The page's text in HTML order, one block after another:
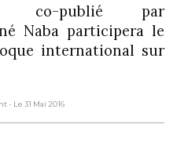
co-publié par
Naba participera le
international sur
- Le 31 Mai 2016